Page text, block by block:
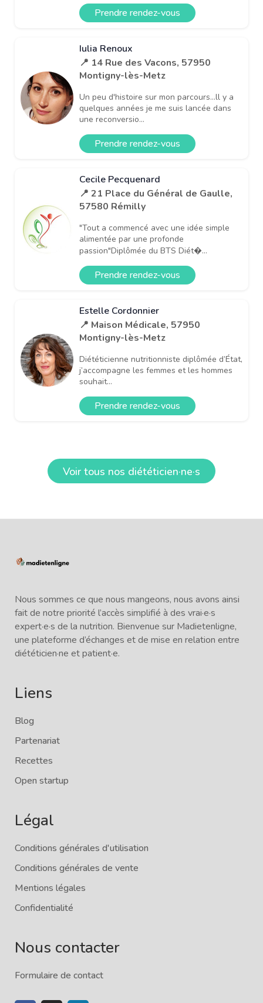
Prendre rendez-vous
Iulia Renoux
📍 14 Rue des Vacons, 57950
Montigny-lès-Metz
Un peu d'histoire sur mon parcours...ll y a
quelques années je me suis lancée dans
une reconversio...
Prendre rendez-vous
Cecile Pecquenard
📍 21 Place du Général de Gaulle,
57580 Rémilly
"Tout a commencé avec une idée simple
alimentée par une profonde
passion"Diplômée du BTS Diét�...
Prendre rendez-vous
Estelle Cordonnier
📍 Maison Médicale, 57950
Montigny-lès-Metz
Diététicienne nutritionniste diplômée d’État,
j’accompagne les femmes et les hommes
souhait...
Prendre rendez-vous
Voir tous nos diététicien·ne·s
Nous sommes ce que nous mangeons, nous avons ainsi
fait de notre priorité l’accès simplifié à des vrai·e·s
expert·e·s de la nutrition. Bienvenue sur Madietenligne,
une plateforme d’échanges et de mise en relation entre
diététicien·ne et patient·e.
Liens
Blog
Partenariat
Recettes
Open startup
Légal
Conditions générales d'utilisation
Conditions générales de vente
Mentions légales
Confidentialité
Nous contacter
Formulaire de contact